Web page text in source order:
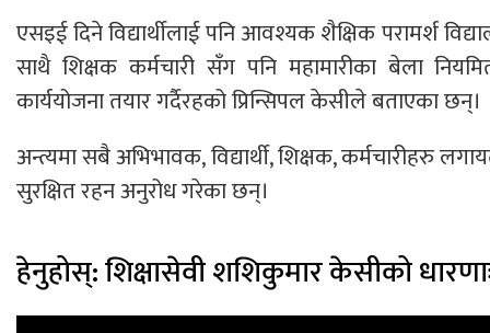
एसइई दिने विद्यार्थीलाई पनि आवश्यक शैक्षिक परामर्श
साथै शिक्षक कर्मचारी सँग पनि महामारीका बेला
कार्ययोजना तयार गर्दैरहको प्रिन्सिपल केसीले बताएका छन्।
अन्त्यमा सबै अभिभावक, विद्यार्थी, शिक्षक, कर्मचारीहरु
सुरक्षित रहन अनुरोध गरेका छन्।
हेनुहोस्: शिक्षासेवी शशिकुमार केसीको